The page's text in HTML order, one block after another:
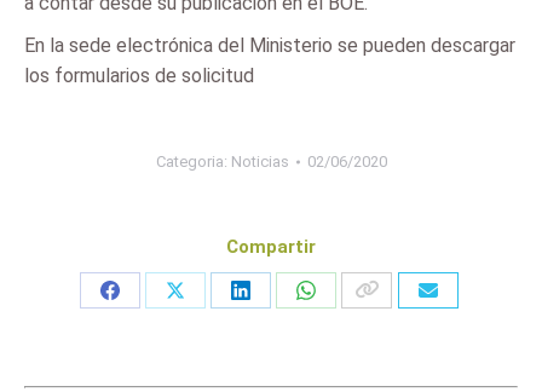
En la sede electrónica del Ministerio se pueden descargar
los formularios de solicitud
Categoria: Noticias 02/06/2020
Compartir
Share
Share
Share
Share